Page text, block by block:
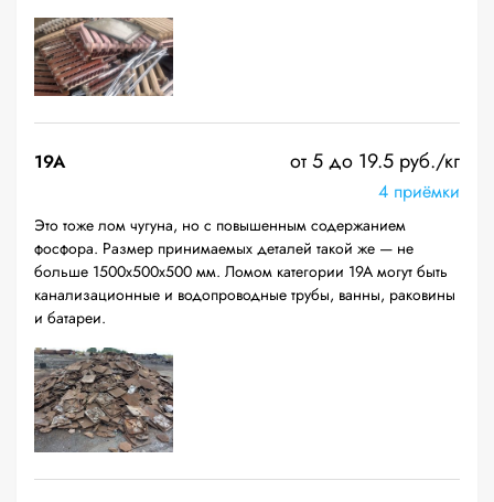
19A от 5 до 19.5 руб./кг
4 приёмки
Это тоже лом чугуна, но с повышенным содержанием
фосфора. Размер принимаемых деталей такой же — не
больше 1500х500х500 мм. Ломом категории 19А могут быть
канализационные и водопроводные трубы, ванны, раковины
и батареи.